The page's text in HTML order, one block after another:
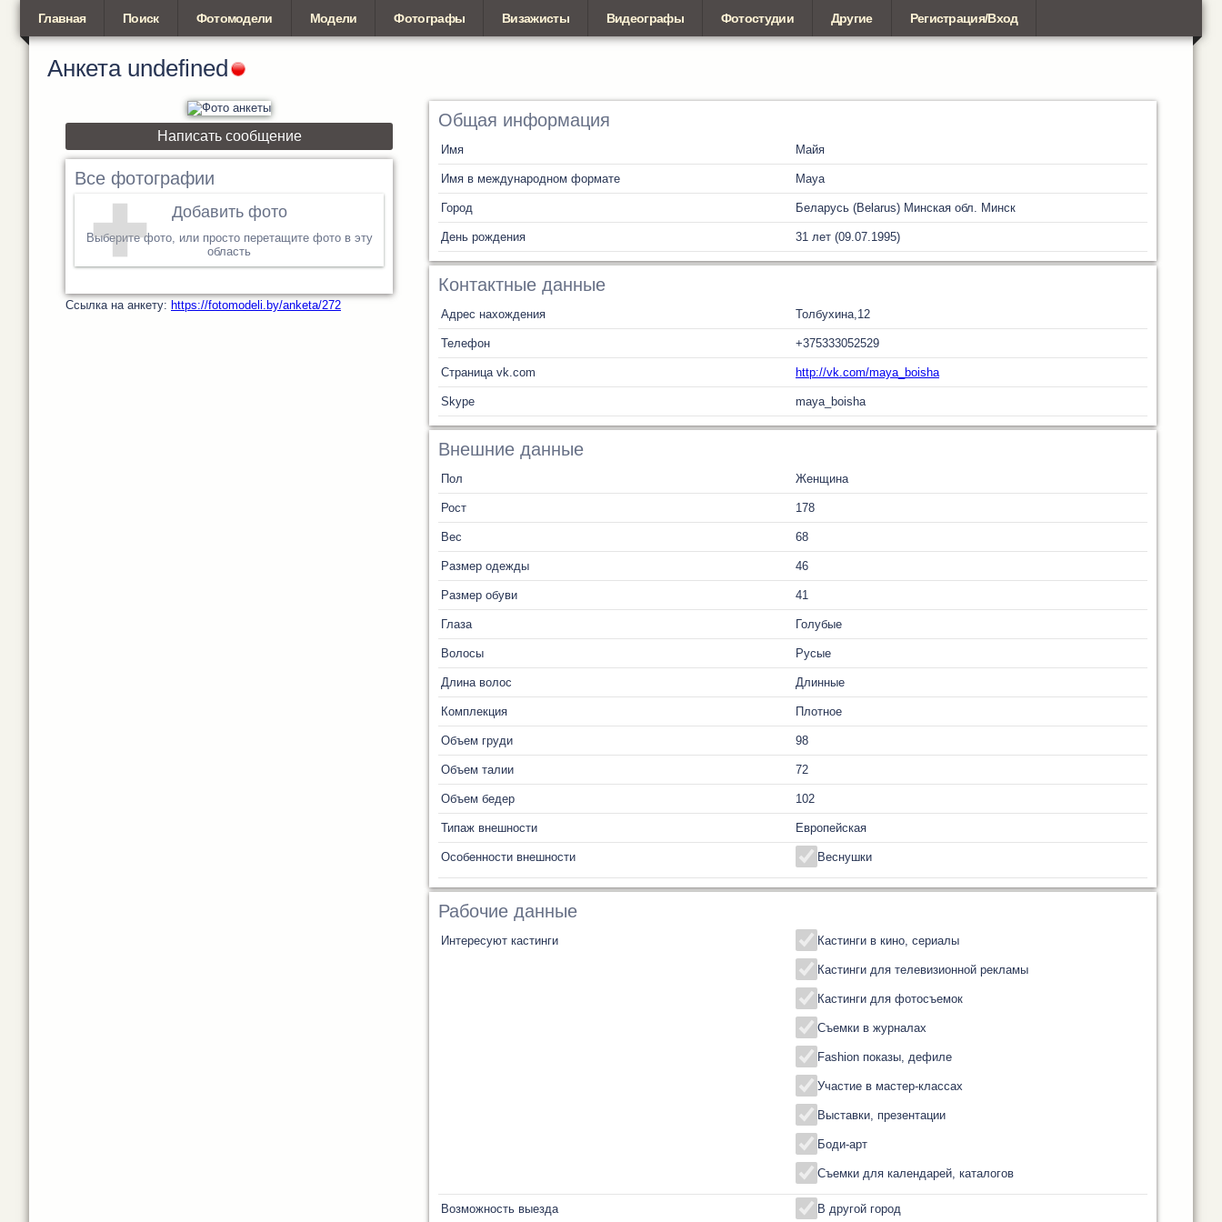
Главная Поиск Фотомодели Модели Фотографы Визажисты Видеографы Фотостудии Другие Регистрация/Вход
Анкета undefined
Написать сообщение
Все фотографии
Добавить фото
Выберите фото, или просто перетащите фото в эту
область
Cсылка на анкету: https://fotomodeli.by/anketa/272
Общая информация
Имя Майя
Имя в международном формате Maya
Город Беларусь (Belarus) Минская обл. Минск
День рождения 31 лет (09.07.1995)
Контактные данные
Адрес нахождения Толбухина,12
Телефон +375333052529
Страница vk.com http://vk.com/maya_boisha
Skype maya_boisha
Внешние данные
Пол Женщина
Рост 178
Вес 68
Размер одежды 46
Размер обуви 41
Глаза Голубые
Волосы Русые
Длина волос Длинные
Комплекция Плотное
Объем груди 98
Объем талии 72
Объем бедер 102
Типаж внешности Европейская
Особенности внешности Веснушки
Рабочие данные
Интересуют кастинги Кастинги в кино, сериалы
Кастинги для телевизионной рекламы
Кастинги для фотосъемок
Съемки в журналах
Fashion показы, дефиле
Участие в мастер-классах
Выставки, презентации
Боди-арт
Съемки для календарей, каталогов
Возможность выезда В другой город